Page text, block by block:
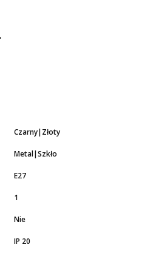
Czarny|Złoty
Metal|Szkło
E27
1
Nie
IP 20